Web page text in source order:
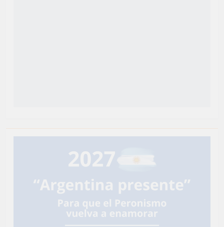
Newsmatic - Tema de WordPress para Noticias 2026.
Funciona gracias aBlazeThemes